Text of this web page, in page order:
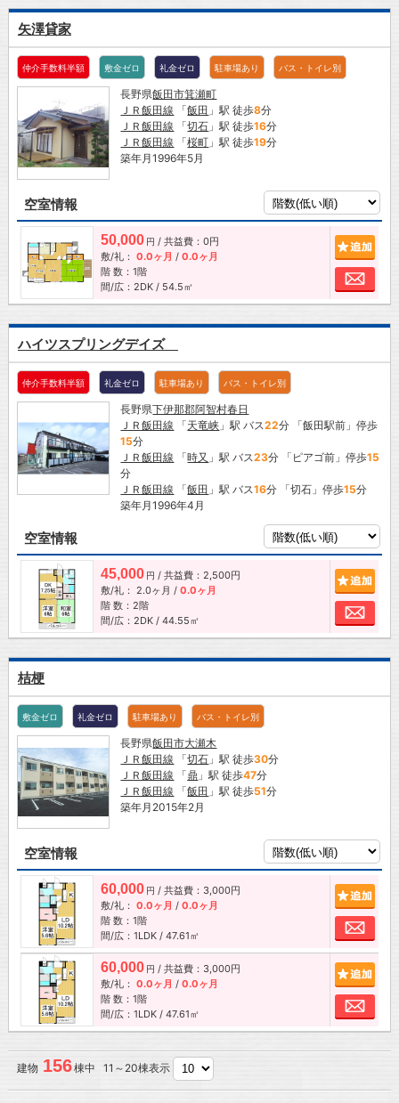
矢澤貸家
仲介手数料半額 敷金ゼロ 礼金ゼロ 駐車場あり バス・トイレ別
長野県飯田市箕瀬町
ＪＲ飯田線 「飯田 」駅 徒歩8分
ＪＲ飯田線 「切石 」駅 徒歩16分
ＪＲ飯田線 「桜町 」駅 徒歩19分
築年月1996年5月
空室情報
50,000 円 / 共益費：0円
敷/礼： 0.0ヶ月 / 0.0ヶ月
階 数：1階
間/広：2DK / 54.5㎡
お
ハイツスプリングデイズ
仲介手数料半額 礼金ゼロ 駐車場あり バス・トイレ別
長野県下伊那郡阿智村春日
ＪＲ飯田線 「天竜峡 」駅 バス22分 「飯田駅前」停歩
15分
ＪＲ飯田線 「時又 」駅 バス23分 「ピアゴ前」停歩15
分
ＪＲ飯田線 「飯田 」駅 バス16分 「切石」停歩15分
築年月1996年4月
空室情報
45,000 円 / 共益費：2,500円
敷/礼： 2.0ヶ月 / 0.0ヶ月
階 数：2階
間/広：2DK / 44.55㎡
お
桔梗
敷金ゼロ 礼金ゼロ 駐車場あり バス・トイレ別
長野県飯田市大瀬木
ＪＲ飯田線 「切石 」駅 徒歩30分
ＪＲ飯田線 「鼎 」駅 徒歩47分
ＪＲ飯田線 「飯田 」駅 徒歩51分
築年月2015年2月
空室情報
60,000 円 / 共益費：3,000円
敷/礼： 0.0ヶ月 / 0.0ヶ月
階 数：1階
間/広：1LDK / 47.61㎡
お
60,000 円 / 共益費：3,000円
敷/礼： 0.0ヶ月 / 0.0ヶ月
階 数：1階
間/広：1LDK / 47.61㎡
お
建物 156棟中 11～20棟表示